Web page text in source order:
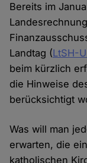
Bereits im
Landtag (LtSH-
beim kürzlich
die Hinweise
berücksichtigt
Was will man
erwarten, die
katholischen